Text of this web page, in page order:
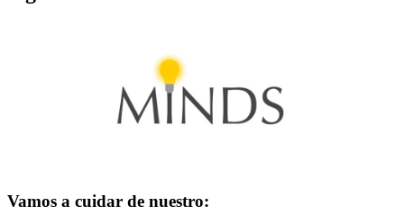
Vamos a cuidar de nuestro: